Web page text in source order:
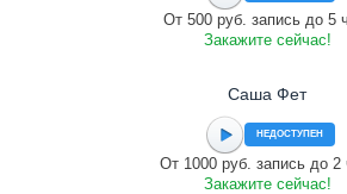
От 500 руб. запись до 5
Закажите сейчас!
Саша Фет
НЕДОСТУПЕН
От 1000 руб. запись до 2
Закажите сейчас!